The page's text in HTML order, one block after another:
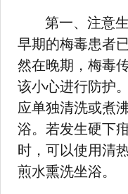
第一、注意
早期的梅毒患者
然在晚期，梅毒
该小心进行防护
应单独清洗或煮
浴。若发生硬下
时，可以使用清
煎水熏洗坐浴。